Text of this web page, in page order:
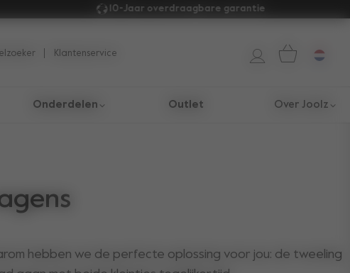
10-Jaar overdraagbare garantie
Klantenservice
Onderdelen Outlet Over Joolz
hebben we de perfecte oplossing voor jou: de tweeling